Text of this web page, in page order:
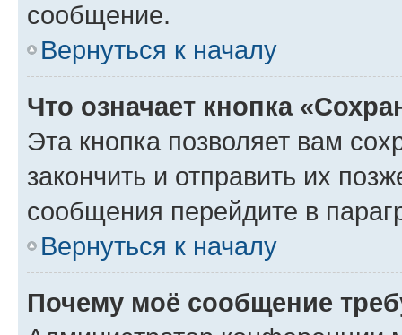
сообщение.
Вернуться к началу
Что означает кнопка
Эта кнопка позволяет вам
закончить и отправить их
сообщения перейдите в
Вернуться к началу
Почему моё сообщение